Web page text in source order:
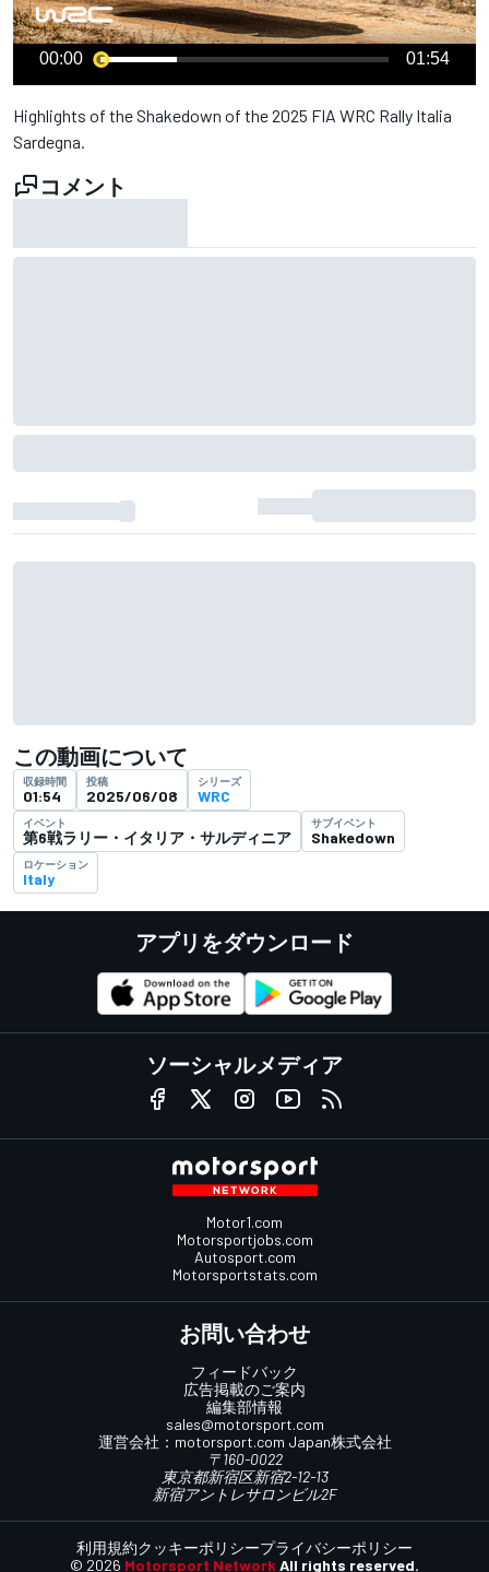
00:00 01:54
Highlights of the Shakedown of the 2025 FIA WRC Rally Italia
Sardegna.
コメント
この動画について
収録時間
01:54
投稿
2025/06/08
シリーズ
WRC
イベント
第6戦ラリー・イタリア・サルディニア
サブイベント
Shakedown
ロケーション
Italy
アプリをダウンロード
ソーシャルメディア
Motor1.com
Motorsportjobs.com
Autosport.com
Motorsportstats.com
お問い合わせ
フィードバック
広告掲載のご案内
編集部情報
sales@motorsport.com
運営会社： motorsport.com Japan株式会社
〒160-0022
東京都新宿区新宿2-12-13
新宿アントレサロンビル2F
© 2026 Motorsport NetworkAll rights reserved.
利用規約クッキーポリシープライバシーポリシー